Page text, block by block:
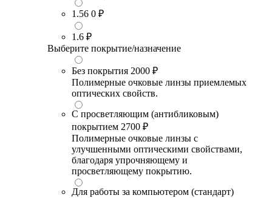
1.56 0 ₽
1.6 ₽
Выберите покрытие/назначение
Без покрытия 2000 ₽
Полимерные очковые линзы приемлемых
оптических свойств.
С просветляющим (антибликовым)
покрытием 2700 ₽
Полимерные очковые линзы с
улучшенными оптическими свойствами,
благодаря упрочняющему и
просветляющему покрытию.
Для работы за компьютером (стандарт)